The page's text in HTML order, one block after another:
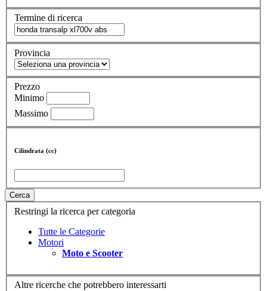
Termine di ricerca
Provincia
Prezzo
Minimo
Massimo
Cilindrata (cc)
Cerca
Restringi la ricerca per categoria
Tutte le Categorie
Motori
Moto e Scooter
Altre ricerche che potrebbero interessarti